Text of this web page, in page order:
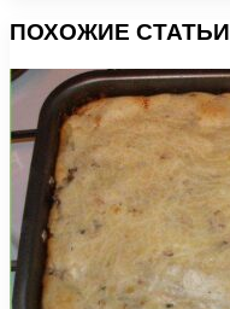
ПОХОЖИЕ СТАТЬИ